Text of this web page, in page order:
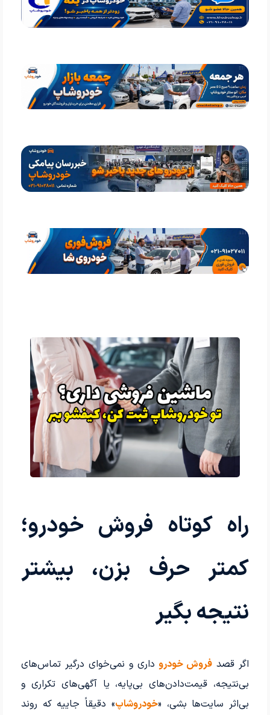
راه کوتاه فروش خودرو؛
کمتر حرف بزن، بیشتر
نتیجه بگیر
اگر قصد فروش خودروداری و نمی‌خوای درگیر تماس‌های
بی‌نتیجه، قیمت‌دادن‌های بی‌پایه، یا آگهی‌های تکراری و
بی‌اثر سایت‌ها بشی، «خودروشاپ» دقیقاً جاییه که روند